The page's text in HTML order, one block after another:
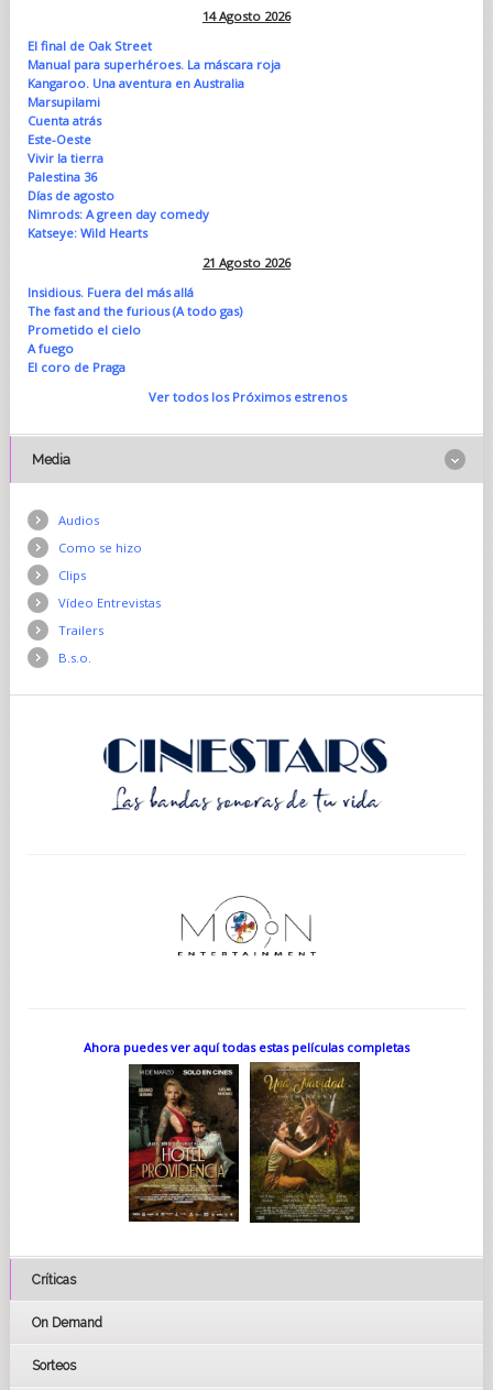
14 Agosto 2026
El final de Oak Street
Manual para superhéroes. La máscara roja
Kangaroo. Una aventura en Australia
Marsupilami
Cuenta atrás
Este-Oeste
Vivir la tierra
Palestina 36
Días de agosto
Nimrods: A green day comedy
Katseye: Wild Hearts
21 Agosto 2026
Insidious. Fuera del más allá
The fast and the furious (A todo gas)
Prometido el cielo
A fuego
El coro de Praga
Ver todos los Próximos estrenos
Media
Audios
Como se hizo
Clips
Vídeo Entrevistas
Trailers
B.s.o.
Ahora puedes ver aquí todas estas películas completas
Críticas
On Demand
Sorteos